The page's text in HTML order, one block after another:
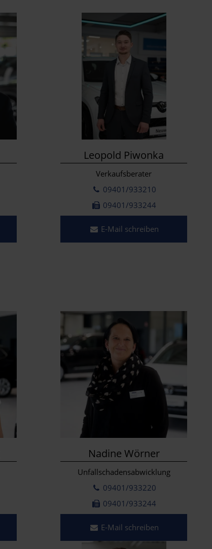
Leopold Piwonka
Verkaufsberater
09401/933210
09401/933244
E-Mail schreiben
Nadine Wörner
Unfallschadensabwicklung
09401/933220
09401/933244
E-Mail schreiben